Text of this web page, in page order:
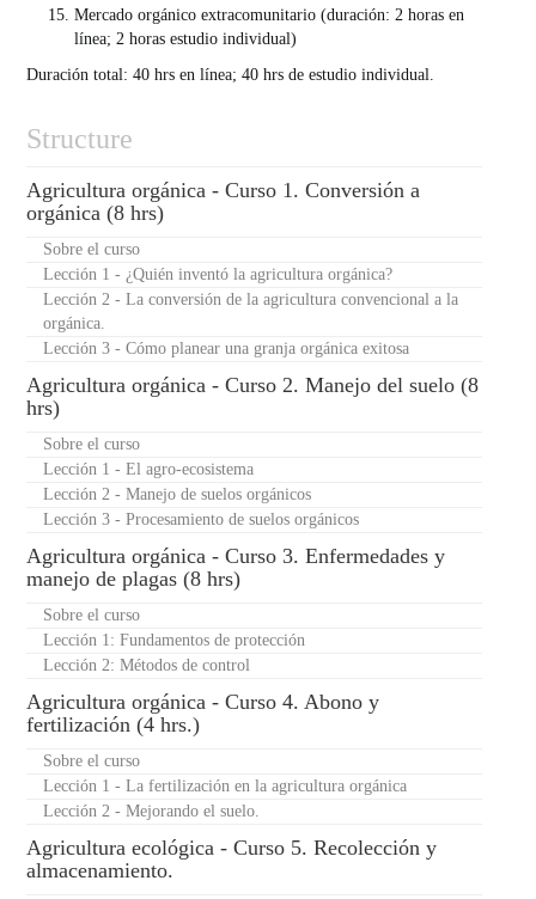
Mercado orgánico extracomunitario (duración: 2 horas en
línea; 2 horas estudio individual)
Duración total: 40 hrs en línea; 40 hrs de estudio individual.
Structure
Agricultura orgánica - Curso 1. Conversión a
orgánica (8 hrs)
Sobre el curso
Lección 1 - ¿Quién inventó la agricultura orgánica?
Lección 2 - La conversión de la agricultura convencional a la
orgánica.
Lección 3 - Cómo planear una granja orgánica exitosa
Agricultura orgánica - Curso 2. Manejo del suelo (8
hrs)
Sobre el curso
Lección 1 - El agro-ecosistema
Lección 2 - Manejo de suelos orgánicos
Lección 3 - Procesamiento de suelos orgánicos
Agricultura orgánica - Curso 3. Enfermedades y
manejo de plagas (8 hrs)
Sobre el curso
Lección 1: Fundamentos de protección
Lección 2: Métodos de control
Agricultura orgánica - Curso 4. Abono y
fertilización (4 hrs.)
Sobre el curso
Lección 1 - La fertilización en la agricultura orgánica
Lección 2 - Mejorando el suelo.
Agricultura ecológica - Curso 5. Recolección y
almacenamiento.